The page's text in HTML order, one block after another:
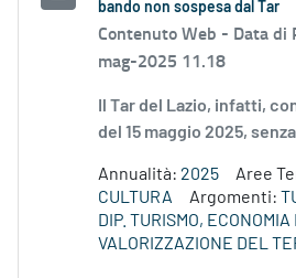
bando non sospesa dal Tar
Contenuto Web - Data di
mag-2025 11.18
Il Tar del Lazio, infatti,
del 15 maggio 2025,
Annualità: 2025 Aree
CULTURA
Argomenti:
DIP. TURISMO,
VALORIZZAZIONE DEL